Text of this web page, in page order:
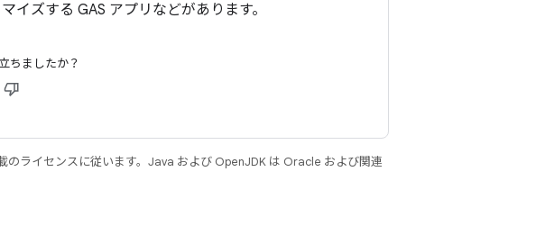
イズする GAS アプリなどがあります。
ちましたか？
のライセンスに従います。Java および OpenJDK は Oracle および関連